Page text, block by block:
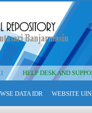
HELP DESK AND
DATA IDR WEBSITE